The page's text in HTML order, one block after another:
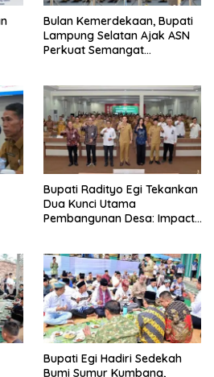
Bulan Kemerdekaan, Bupati
Lampung Selatan Ajak ASN
Perkuat Semangat
Bupati Radityo Egi Tekankan
Dua Kunci Utama
Pembangunan Desa: Impact
Bupati Egi Hadiri Sedekah
Bumi Sumur Kumbang,